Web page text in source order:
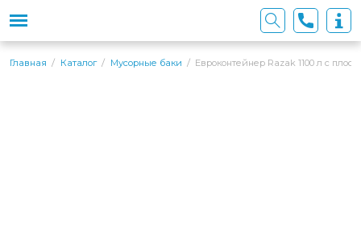
Главная Каталог Мусорные баки Евроконтейнер Razak 1100 л с